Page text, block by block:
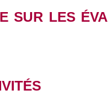
sur les